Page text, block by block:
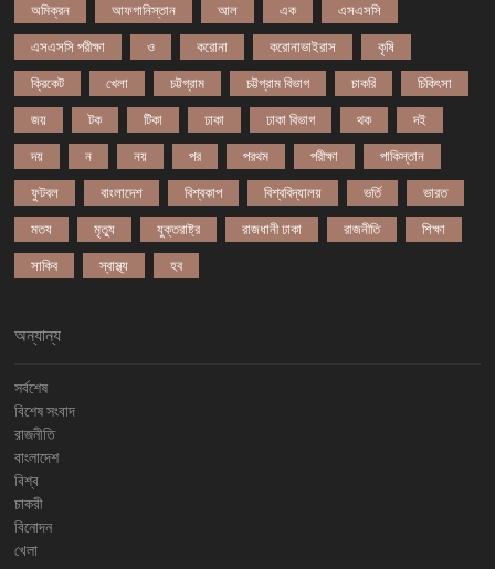
অমিক্রন আফগানিস্তান আল এক এসএসসি
এসএসসি পরীক্ষা ও করোনা করোনাভাইরাস কৃষি
ক্রিকেট খেলা চট্টগ্রাম চট্টগ্রাম বিভাগ চাকরি চিকিৎসা
জয় টক টিকা ঢাকা ঢাকা বিভাগ থক দই
দয় ন নয় পর পরথম পরীক্ষা পাকিস্তান
ফুটবল বাংলাদেশ বিশ্বকাপ বিশ্ববিদ্যালয় ভর্তি ভারত
মতয মৃত্যু যুক্তরাষ্ট্র রাজধানী ঢাকা রাজনীতি শিক্ষা
সাকিব স্বাস্থ্য হব
অন্যান্য
সর্বশেষ
বিশেষ সংবাদ
রাজনীতি
বাংলাদেশ
বিশ্ব
চাকরী
বিনোদন
খেলা